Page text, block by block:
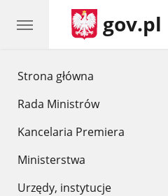
Strona główna
Rada Ministrów
Kancelaria Premiera
Ministerstwa
Urzędy, instytucje
gov.pl